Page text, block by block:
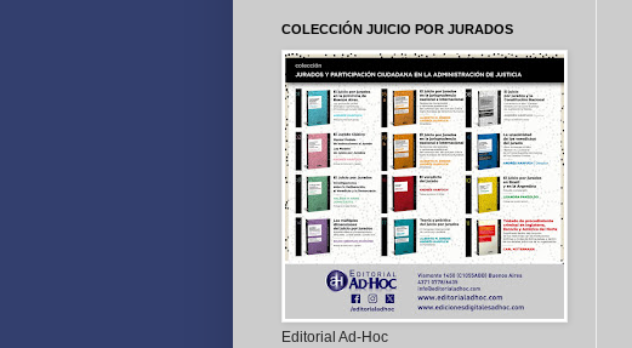
COLECCIÓN JUICIO POR JURADOS
Editorial Ad-Hoc